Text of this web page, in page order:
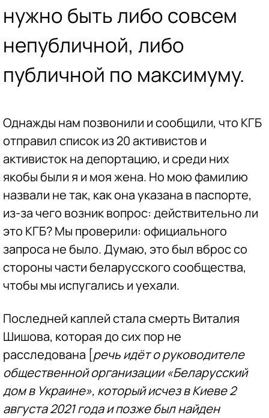
нужно быть либо совсем
непубличной, либо
публичной по максимуму.
Однажды нам позвонили и сообщили, что КГБ
отправил список из 20 активистов и
активисток на депортацию, и среди них
якобы были я и моя жена. Но мою фамилию
назвали не так, как она указана в паспорте,
из-за чего возник вопрос: действительно ли
это КГБ? Мы проверили: официального
запроса не было. Думаю, это был вброс со
стороны части беларусского сообщества,
чтобы мы испугались и уехали.
Последней каплей стала смерть Виталия
Шишова, которая до сих пор не
расследована [речь идёт о руководителе
общественной организации «Беларусский
дом в Украине», который исчез в Киеве 2
августа 2021 года и позже был найден